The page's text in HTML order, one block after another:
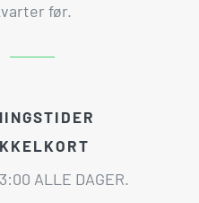
før.
ALLE DAGER.